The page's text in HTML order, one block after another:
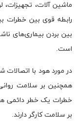
ماشین آلات، تجهیزات،
رابطه قوی بین خطرات
بین بردن بیماری‌های
است.
در مورد هود با
همچنین بر سلامت
خطرات یک خطر دائمی
بر سلامت کارگر دارند.